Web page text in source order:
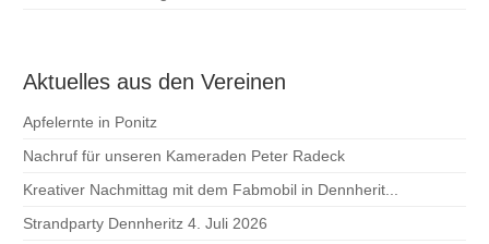
Aktuelles aus den Vereinen
Apfelernte in Ponitz
Nachruf für unseren Kameraden Peter Radeck
Kreativer Nachmittag mit dem Fabmobil in Dennherit...
Strandparty Dennheritz 4. Juli 2026